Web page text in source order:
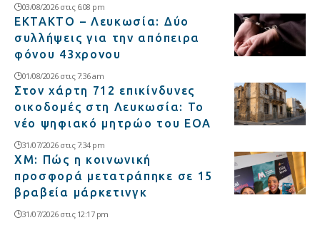
03/08/2026 στις 6:08 pm
ΕΚΤΑΚΤΟ – Λευκωσία: Δύο
συλλήψεις για την απόπειρα
φόνου 43χρονου
01/08/2026 στις 7:36 am
Στον χάρτη 712 επικίνδυνες
οικοδομές στη Λευκωσία: Το
νέο ψηφιακό μητρώο του ΕΟΑ
31/07/2026 στις 7:34 pm
XM: Πώς η κοινωνική
προσφορά μετατράπηκε σε 15
βραβεία μάρκετινγκ
31/07/2026 στις 12:17 pm